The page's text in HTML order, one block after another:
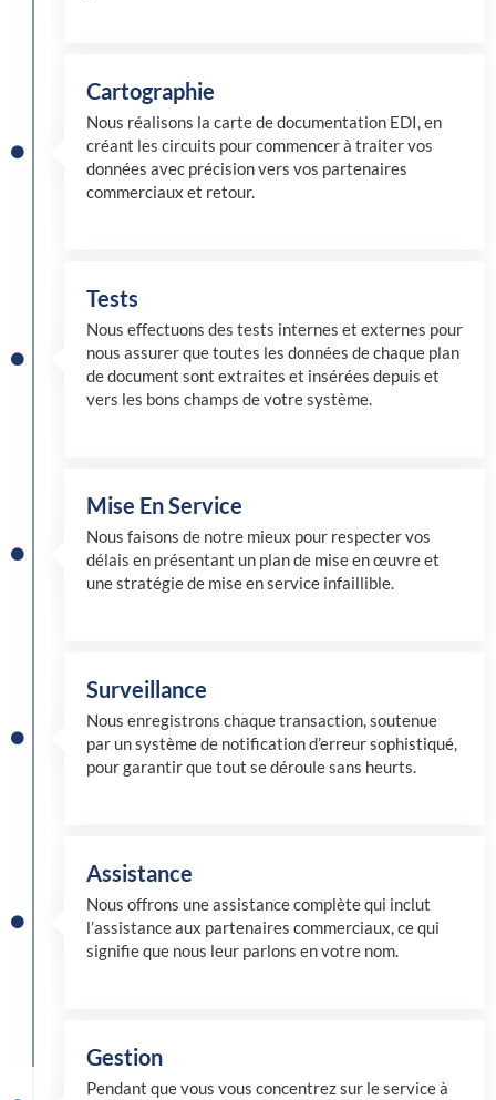
Cartographie
Nous réalisons la carte de documentation EDI, en
créant les circuits pour commencer à traiter vos
données avec précision vers vos partenaires
commerciaux et retour.
Tests
Nous effectuons des tests internes et externes pour
nous assurer que toutes les données de chaque plan
de document sont extraites et insérées depuis et
vers les bons champs de votre système.
Mise En Service
Nous faisons de notre mieux pour respecter vos
délais en présentant un plan de mise en œuvre et
une stratégie de mise en service infaillible.
Surveillance
Nous enregistrons chaque transaction, soutenue
par un système de notification d’erreur sophistiqué,
pour garantir que tout se déroule sans heurts.
Assistance
Nous offrons une assistance complète qui inclut
l’assistance aux partenaires commerciaux, ce qui
signifie que nous leur parlons en votre nom.
Gestion
Pendant que vous vous concentrez sur le service à